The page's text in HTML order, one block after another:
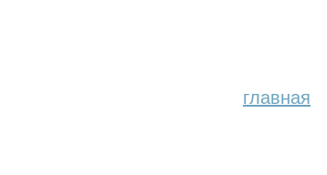
главная